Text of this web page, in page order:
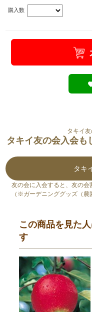
購入数
タキイ
タキイ友の会入会も
タキ
友の会に入会すると、友の会
（※ガーデニンググッズ（農
この商品を見た
す